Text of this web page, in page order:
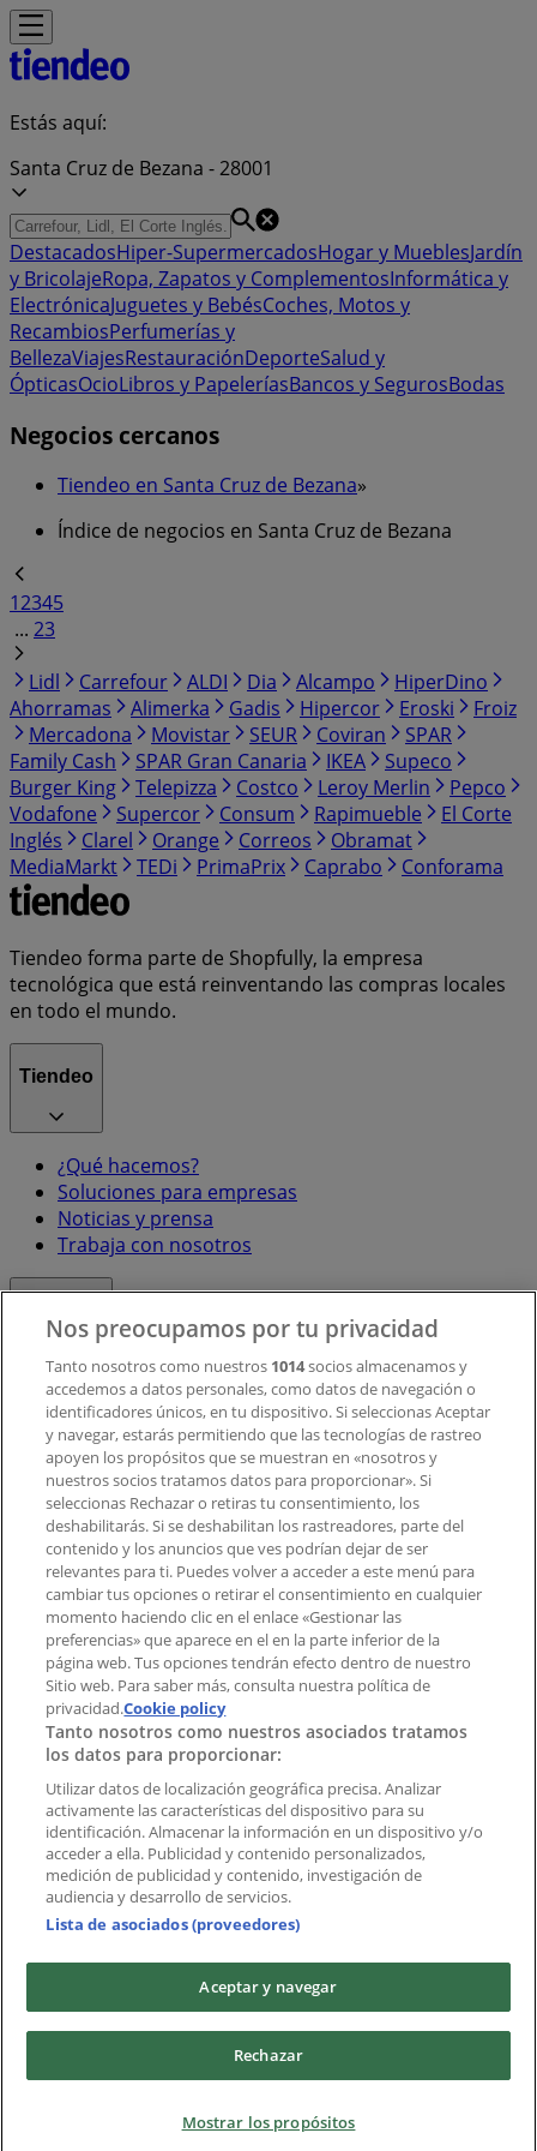
Estás aquí:
Santa Cruz de Bezana - 28001
DestacadosHiper-SupermercadosHogar y MueblesJardín
y BricolajeRopa, Zapatos y ComplementosInformática y
ElectrónicaJuguetes y BebésCoches, Motos y
RecambiosPerfumerías y
BellezaViajesRestauraciónDeporteSalud y
ÓpticasOcioLibros y PapeleríasBancos y SegurosBodas
Negocios cercanos
Tiendeo en Santa Cruz de Bezana»
Índice de negocios en Santa Cruz de Bezana
12345
... 23
Lidl
Carrefour ALDI Dia Alcampo
HiperDino
Ahorramas
Alimerka Gadis Hipercor Eroski
Froiz
Mercadona
Movistar SEUR Coviran
SPAR
Family Cash
SPAR Gran Canaria IKEA
Supeco
Burger King
Telepizza Costco Leroy Merlin
Pepco
Vodafone
Supercor Consum Rapimueble
El Corte
Inglés
Clarel Orange Correos
Obramat
MediaMarkt
TEDi PrimaPrix Caprabo Conforama
Tiendeo forma parte de Shopfully, la empresa
tecnológica que está reinventando las compras locales
en todo el mundo.
Tiendeo
¿Qué hacemos?
Soluciones para empresas
Noticias y prensa
Trabaja con nosotros
Contacto comercial y de marketing
Tienda mal colocada en el mapa
Notificar un folleto
¿Encontraste un problema en la web o en la
aplicación?
Índices
Marcas
Marcas locales
Negocios
Negocios cercanos
Productos
Productos locales
Ciudades
Descargar la APP Tiendeo
Copyright © Tiendeo ® 2026 · Shopfully Marketing S.L.U. –
Términos y condicionesPolítica de privacidad
Nos preocupamos por tu privacidad
Tanto nosotros como nuestros 1014socios almacenamos y
accedemos a datos personales, como datos de navegación o
identificadores únicos, en tu dispositivo. Si seleccionas Aceptar
y navegar, estarás permitiendo que las tecnologías de rastreo
apoyen los propósitos que se muestran en «nosotros y
nuestros socios tratamos datos para proporcionar». Si
seleccionas Rechazar o retiras tu consentimiento, los
deshabilitarás. Si se deshabilitan los rastreadores, parte del
contenido y los anuncios que ves podrían dejar de ser
relevantes para ti. Puedes volver a acceder a este menú para
cambiar tus opciones o retirar el consentimiento en cualquier
momento haciendo clic en el enlace «Gestionar las
preferencias» que aparece en el en la parte inferior de la
página web. Tus opciones tendrán efecto dentro de nuestro
Sitio web. Para saber más, consulta nuestra política de
privacidad.Cookie policy
Tanto nosotros como nuestros asociados tratamos
los datos para proporcionar:
Utilizar datos de localización geográfica precisa. Analizar
activamente las características del dispositivo para su
identificación. Almacenar la información en un dispositivo y/o
acceder a ella. Publicidad y contenido personalizados,
medición de publicidad y contenido, investigación de
audiencia y desarrollo de servicios.
Lista de asociados (proveedores)
Aceptar y navegar
Rechazar
Mostrar los propósitos